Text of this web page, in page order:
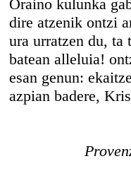
Oraino kulunka
dire atzenik ontzi
ura urratzen du,
batean alleluia!
esan genun:
azpian badere,